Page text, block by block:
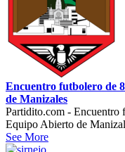
Encuentro futbolero de
de Manizales
Partidito.com - Encuentro
Equipo Abierto de
See More